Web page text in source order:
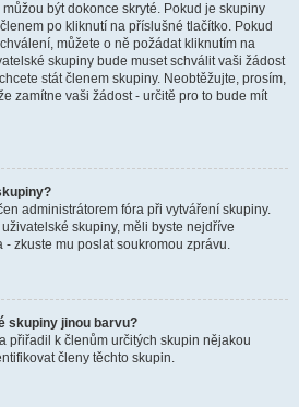
být dokonce skryté. Pokud je skupiny
po kliknutí na příslušné tlačítko. Pokud
můžete o ně požádat kliknutím na
skupiny bude muset schválit vaši žádost
stát členem skupiny. Neobtěžujte, prosím,
zamítne vaši žádost - určitě pro to bude mít
administrátorem fóra při vytváření skupiny.
skupiny, měli byste nejdříve
- zkuste mu poslat soukromou zprávu.
skupiny jinou barvu?
přiřadil k členům určitých skupin nějakou
členy těchto skupin.